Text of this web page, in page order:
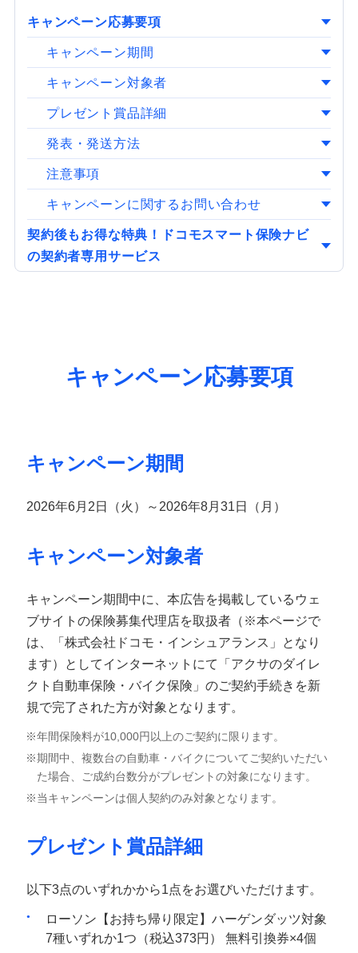
キャンペーン応募要項
キャンペーン期間
キャンペーン対象者
プレゼント賞品詳細
発表・発送方法
注意事項
キャンペーンに関するお問い合わせ
契約後もお得な特典！ドコモスマート保険ナビ
の契約者専用サービス
キャンペーン応募要項
キャンペーン期間
2026年6月2日（火）～2026年8月31日（月）
キャンペーン対象者
キャンペーン期間中に、本広告を掲載しているウェ
ブサイトの保険募集代理店を取扱者（※本ページで
は、「株式会社ドコモ・インシュアランス」となり
ます）としてインターネットにて「アクサのダイレ
クト自動車保険・バイク保険」のご契約手続きを新
規で完了された方が対象となります。
年間保険料が10,000円以上のご契約に限ります。
期間中、複数台の自動車・バイクについてご契約いただい
た場合、ご成約台数分がプレゼントの対象になります。
当キャンペーンは個人契約のみ対象となります。
プレゼント賞品詳細
以下3点のいずれかから1点をお選びいただけます。
ローソン【お持ち帰り限定】ハーゲンダッツ対象
7種いずれか1つ（税込373円） 無料引換券×4個